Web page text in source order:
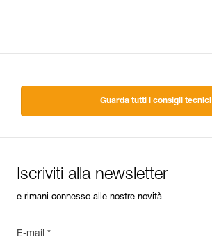
Guarda tutti i consigli tecnici
Iscriviti alla newsletter
e rimani connesso alle nostre novità
E-mail *